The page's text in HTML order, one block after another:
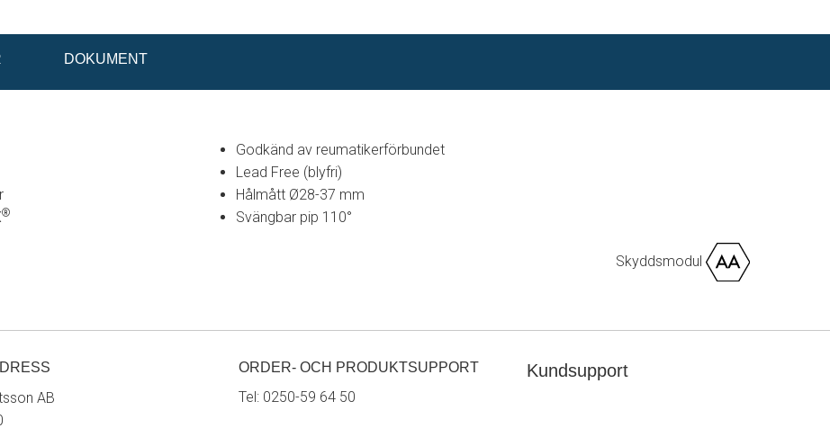
DOKUMENT
®
Godkänd av reumatikerförbundet
Lead Free (blyfri)
Hålmått Ø28-37 mm
Svängbar pip 110°
Skyddsmodul
AB
ORDER- OCH PRODUKTSUPPORT
Tel: 0250-59 64 50
Kundsupport